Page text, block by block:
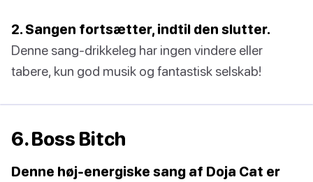
2. Sangen fortsætter, indtil den slutter.
Denne sang-drikkeleg har ingen vindere eller
tabere, kun god musik og fantastisk selskab!
6. Boss Bitch
Denne høj-energiske sang af Doja Cat er